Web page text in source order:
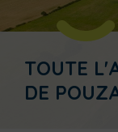
TOUTE
DE